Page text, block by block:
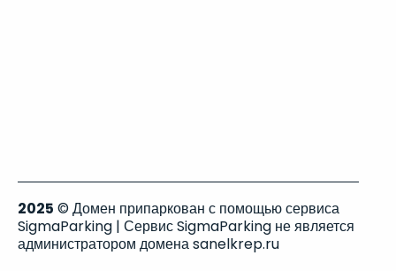
2025 © Домен припаркован с помощью сервиса
SigmaParking | Сервис SigmaParking не является
администратором домена sanelkrep.ru